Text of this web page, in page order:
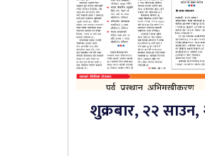
शुक्रबार, २२